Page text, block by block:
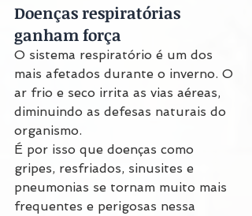
Doenças respiratórias
ganham força
O sistema respiratório é um dos
mais afetados durante o inverno. O
ar frio e seco irrita as vias aéreas,
diminuindo as defesas naturais do
organismo.
É por isso que doenças como
gripes, resfriados, sinusites e
pneumonias se tornam muito mais
frequentes e perigosas nessa